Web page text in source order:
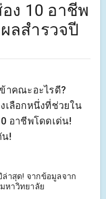
ง 10 อาชีพ
ลสำรวจปี
ข้าคณะอะไรดี?
เลือกหนึ่งที่ช่วยใน
อาชีพโดดเด่น!
น!
าสุด! จากข้อมูลจาก
หาวิทยาลัย